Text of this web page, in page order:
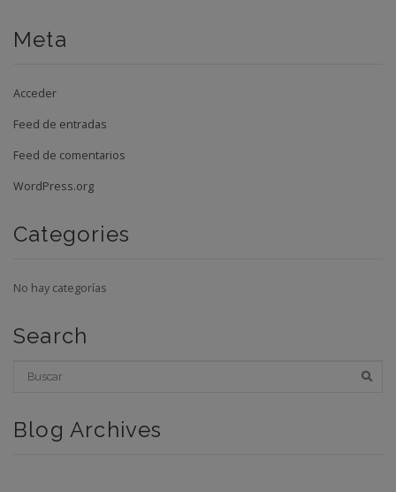
Meta
Acceder
Feed de entradas
Feed de comentarios
WordPress.org
Categories
No hay categorías
Search
Blog Archives